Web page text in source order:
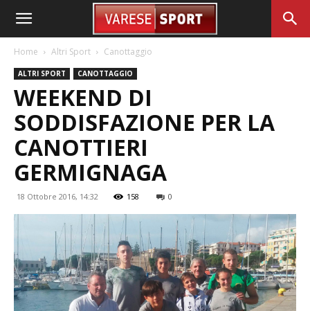
Home Altri Sport Canottaggio
ALTRI SPORT CANOTTAGGIO
WEEKEND DI
SODDISFAZIONE PER LA
CANOTTIERI
GERMIGNAGA
18 Ottobre 2016, 14:32 158 0